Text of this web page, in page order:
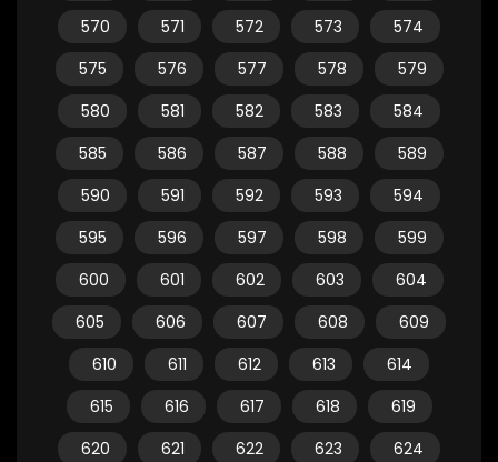
570
571 572 573
574
575
576 577 578
579
580
581 582 583
584
585
586 587 588
589
590
591 592 593
594
595
596 597 598
599
600
601 602 603
604
605
606 607 608
609
610
611 612 613
614
615
616 617 618
619
620
621 622 623
624